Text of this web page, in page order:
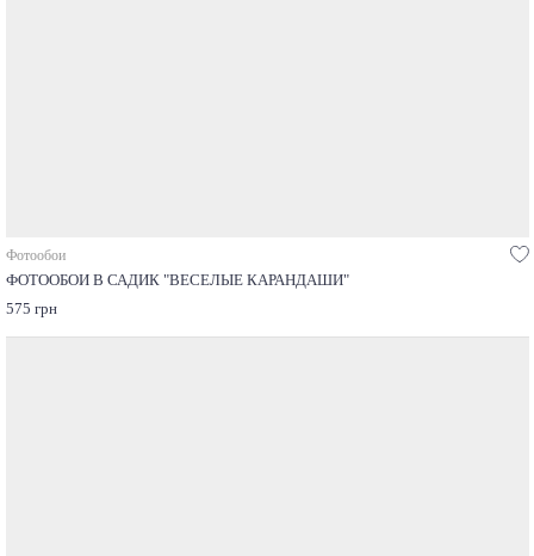
Фотообои
ФОТООБОИ В САДИК "ВЕСЕЛЫЕ КАРАНДАШИ"
575 грн